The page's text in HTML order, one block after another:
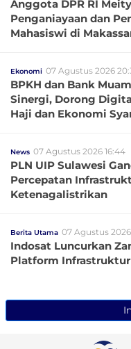
Anggota DPR RI
Penganiayaan dan
Mahasiswi di
Ekonomi 07 Agustus 2026
BPKH dan Bank
Sinergi, Dorong
Haji dan Ekonomi
News 07 Agustus 2026 16:44
PLN UIP Sulawesi
Percepatan
Ketenagalistrikan
Berita Utama 07 Agustus 2026
Indosat Luncurkan
Platform